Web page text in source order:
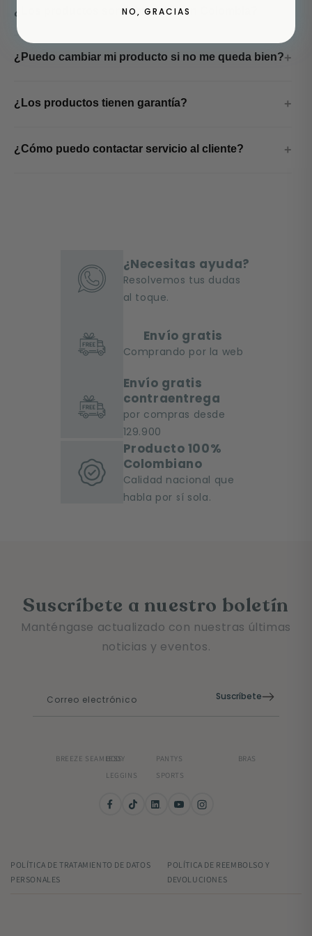
¿Los productos son fabricados en Colombia?
¿Puedo cambiar mi producto si no me queda bien?
¿Los productos tienen garantía?
¿Cómo puedo contactar servicio al cliente?
¿Necesitas ayuda?
Resolvemos tus dudas
al toque.
Envío gratis
Comprando por la web
Envío gratis
contraentrega
por compras desde
129.900
Producto 100%
Colombiano
Calidad nacional que
habla por sí sola.
Suscríbete a nuestro boletín
Manténgase actualizado con nuestras últimas
noticias y eventos.
Correo electrónico Suscríbete
BREEZE SEAMLESS
BODY PANTYS
BRAS
LEGGINS
SPORTS
POLÍTICA DE TRATAMIENTO DE DATOS
PERSONALES
POLÍTICA DE REEMBOLSO Y
DEVOLUCIONES
NO, GRACIAS